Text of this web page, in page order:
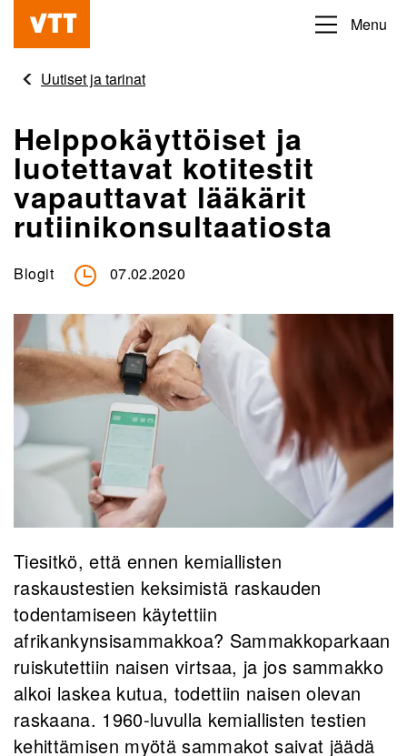
Hyppää
pääsisältöön
Beyond
obvious
Menu
Uutiset ja tarinat
Helppokäyttöiset ja
luotettavat kotitestit
vapauttavat lääkärit
rutiinikonsultaatiosta
Blogit 07.02.2020
Tiesitkö, että ennen kemiallisten
raskaustestien keksimistä raskauden
todentamiseen käytettiin
afrikankynsisammakkoa? Sammakkoparkaan
ruiskutettiin naisen virtsaa, ja jos sammakko
alkoi laskea kutua, todettiin naisen olevan
raskaana. 1960-luvulla kemiallisten testien
kehittämisen myötä sammakot saivat jäädä